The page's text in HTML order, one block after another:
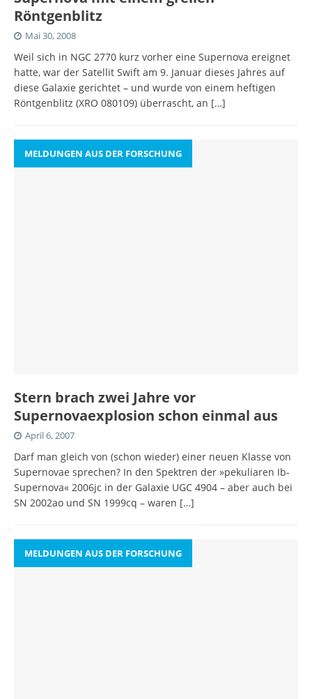
Röntgenblitz
Mai 30, 2008
Weil sich in NGC 2770 kurz vorher eine Supernova ereignet
hatte, war der Satellit Swift am 9. Januar dieses Jahres auf
diese Galaxie gerichtet – und wurde von einem heftigen
Röntgenblitz (XRO 080109) überrascht, an […]
MELDUNGEN AUS DER FORSCHUNG
Stern brach zwei Jahre vor
Supernovaexplosion schon einmal aus
April 6, 2007
Darf man gleich von (schon wieder) einer neuen Klasse von
Supernovae sprechen? In den Spektren der »pekuliaren Ib-
Supernova« 2006jc in der Galaxie UGC 4904 – aber auch bei
SN 2002ao und SN 1999cq – waren […]
MELDUNGEN AUS DER FORSCHUNG